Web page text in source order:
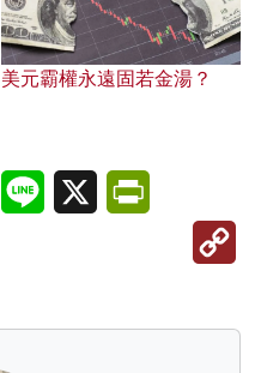
美元霸權永遠固若金湯？
LinkedInLine X